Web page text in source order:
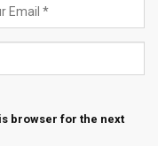
browser for the next